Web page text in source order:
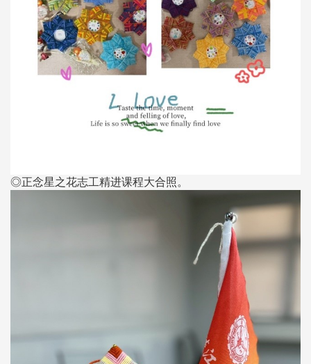
◎正念星之花志工精进课程大合照。